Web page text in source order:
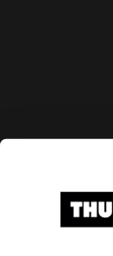
Ⓒ 2026 Thule